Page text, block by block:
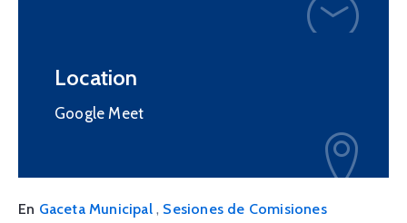
Location
Google Meet
En Gaceta Municipal , Sesiones de Comisiones